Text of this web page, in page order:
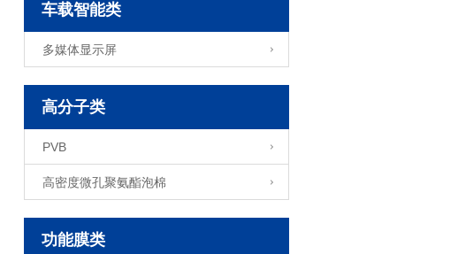
车载智能类
多媒体显示屏
高分子类
PVB
高密度微孔聚氨酯泡棉
功能膜类